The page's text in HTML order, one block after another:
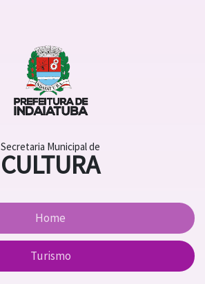
Secretaria Municipal de
CULTURA
Home
Turismo